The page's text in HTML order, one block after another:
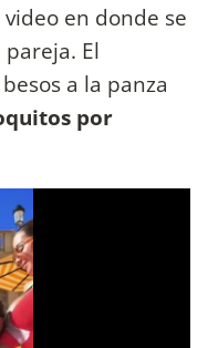
en donde se
El
a la panza
por